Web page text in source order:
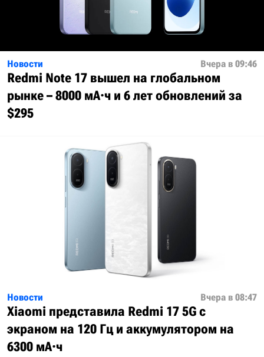
Новости Вчера в 09:46
Redmi Note 17 вышел на глобальном
рынке – 8000 мА·ч и 6 лет обновлений за
$295
Новости Вчера в 08:47
Xiaomi представила Redmi 17 5G с
экраном на 120 Гц и аккумулятором на
6300 мА·ч